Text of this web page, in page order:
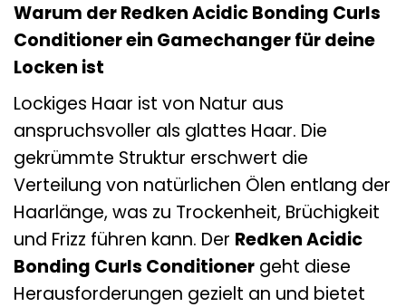
Warum der Redken Acidic Bonding Curls
Conditioner ein Gamechanger für deine
Locken ist
Lockiges Haar ist von Natur aus
anspruchsvoller als glattes Haar. Die
gekrümmte Struktur erschwert die
Verteilung von natürlichen Ölen entlang der
Haarlänge, was zu Trockenheit, Brüchigkeit
und Frizz führen kann. Der Redken Acidic
Bonding Curls Conditioner geht diese
Herausforderungen gezielt an und bietet